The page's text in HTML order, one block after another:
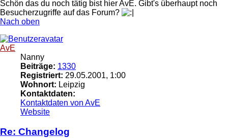
Schön das du noch tätig bist hier AvE. Gibt's überhaupt noch
Besucherzugriffe auf das Forum?
Nach oben
AvE
Nanny
Beiträge: 1330
Registriert: 29.05.2001, 1:00
Wohnort: Leipzig
Kontaktdaten:
Kontaktdaten von AvE
Website
Re: Changelog